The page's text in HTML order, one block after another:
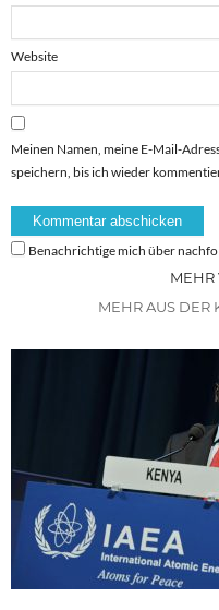
Website
Meinen Namen, meine E-Mail-
speichern, bis ich wieder
Benachrichtige mich über
MEHR
MEHR AUS DER